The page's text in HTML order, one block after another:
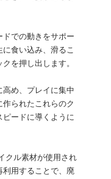
での動きをサポー
食い込み、滑るこ
を押し出します。
め、プレイに集中
られたこれらのク
ピードに導くように
クル素材が使用され
利用することで、廃